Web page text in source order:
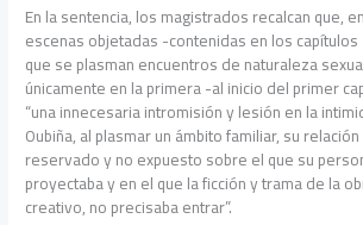
En la sentencia, los magistrados recalcan que,
escenas objetadas -contenidas en los capítulos
que se plasman encuentros de naturaleza
únicamente en la primera -al inicio del primer
“una innecesaria intromisión y lesión en la
Oubiña, al plasmar un ámbito familiar, su
reservado y no expuesto sobre el que su
proyectaba y en el que la ficción y trama de la
creativo, no precisaba entrar”.